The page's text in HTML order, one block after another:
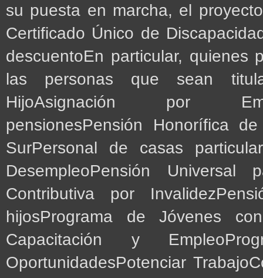
su puesta en marcha, el
Certificado Único de
descuentoEn particular, quienes
las personas que sean
HijoAsignación por
pensionesPensión Honorífica
SurPersonal de casas
DesempleoPensión
Contributiva por
hijosPrograma de Jóvenes
Capacitación y
OportunidadesPotenciar